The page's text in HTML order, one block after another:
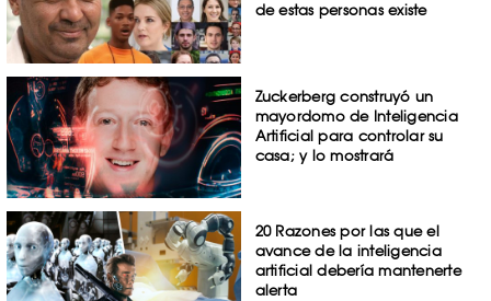
de estas personas existe
Zuckerberg construyó un
mayordomo de Inteligencia
Artificial para controlar su
casa; y lo mostrará
20 Razones por las que el
avance de la inteligencia
artificial debería mantenerte
alerta